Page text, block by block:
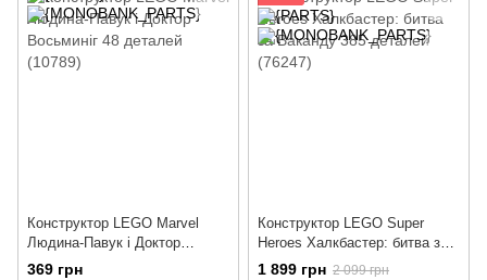
Конструктор LEGO Marvel
Людина-Павук і Доктор
Восьминіг 48 деталей (10789)
369 грн
Конструктор LEGO Super
Heroes Халкбастер: битва за
Ваканду 385 деталей (76247)
1 899 грн 2 099 грн